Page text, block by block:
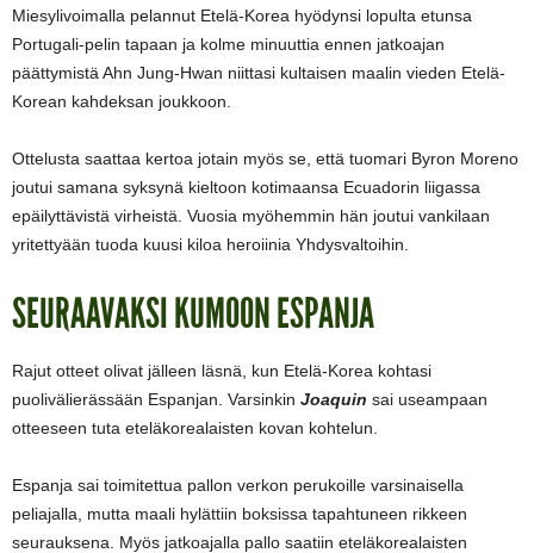
Miesylivoimalla pelannut Etelä-Korea hyödynsi lopulta etunsa
Portugali-pelin tapaan ja kolme minuuttia ennen jatkoajan
päättymistä Ahn Jung-Hwan niittasi kultaisen maalin vieden Etelä-
Korean kahdeksan joukkoon.
Ottelusta saattaa kertoa jotain myös se, että tuomari Byron Moreno
joutui samana syksynä kieltoon kotimaansa Ecuadorin liigassa
epäilyttävistä virheistä. Vuosia myöhemmin hän joutui vankilaan
yritettyään tuoda kuusi kiloa heroiinia Yhdysvaltoihin.
SEURAAVAKSI KUMOON ESPANJA
Rajut otteet olivat jälleen läsnä, kun Etelä-Korea kohtasi
puolivälierässään Espanjan. Varsinkin Joaquin sai useampaan
otteeseen tuta eteläkorealaisten kovan kohtelun.
Espanja sai toimitettua pallon verkon perukoille varsinaisella
peliajalla, mutta maali hylättiin boksissa tapahtuneen rikkeen
seurauksena. Myös jatkoajalla pallo saatiin eteläkorealaisten